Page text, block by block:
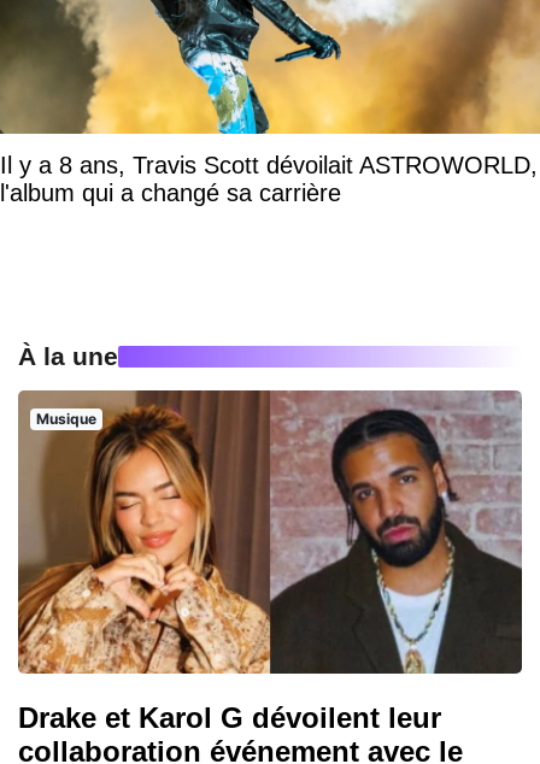
Il y a 8 ans, Travis Scott dévoilait ASTROWORLD,
l'album qui a changé sa carrière
À la une
Musique
Drake et Karol G dévoilent leur
collaboration événement avec le